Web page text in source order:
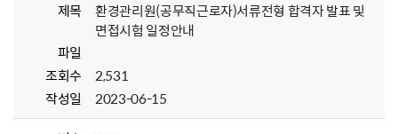
제목
환경관리원(공무직근로자)서류전형 합격자 발표 및
면접시험 일정안내
파일
조회수
2,531
작성일
2023-06-15